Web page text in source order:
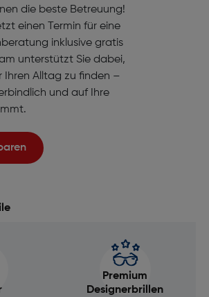
die beste Betreuung!
einen Termin für eine
inklusive gratis
unterstützt Sie dabei,
Ihren Alltag zu finden –
und auf Ihre
Premium
Designerbrillen